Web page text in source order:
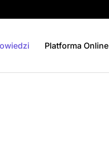
Platforma Online